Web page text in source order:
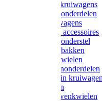
Landbouwkruiwagens
Kruiwagenonderdelen
Bouwkruiwagens
Kruiwagen accessoires
Kruiwagenonderstel
Kruiwagenbakken
Kruiwagenwielen
Steekwagenonderdelen
Huis en Tuin
Steekwagen
Bok- en Zwenkwielen